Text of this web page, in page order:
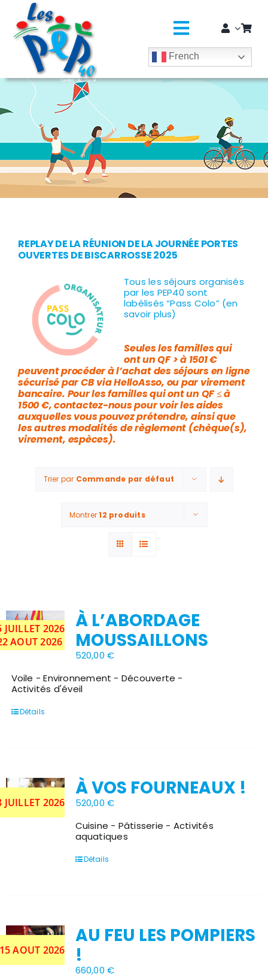
principal
Passer
contenu
Toggle
SÉJOURS COLOS
CLASSES DÉCOUVERTES / GROUPES
EDUCATION JEUNESSE
MÉDICO-SOCIAL ET SAPADHE
French
REPLAY DE LA RÉUNION DE LA JOURNÉE PORTES
OUVERTES DE BISCARROSSE 2025
Tous les séjours organisés
par les PEP40 sont
labélisés “Pass Colo” (en
savoir plus)
Seules les familles qui
ont un QF > à 1501 €
peuvent procéder à l’achat des séjours en ligne
sécurisé par CB via HelloAsso, ou par virement
bancaire. Pour les familles qui ont un QF ≤ à
1500 €, contactez-nous pour voir les aides
auxquelles vous pouvez prétendre, ainsi que
les autres modalités de règlement (chèque(s),
virement, espèces).
Trier par Commande par défaut
Montrer12 produits
JUILLET 2026
AOUT 2026
À L’ABORDAGE
MOUSSAILLONS
520,00€
Voile - Environnement - Découverte -
Activités d'éveil
Détails
JUILLET 2026
À VOS FOURNEAUX !
520,00€
Cuisine - Pâtisserie - Activités
aquatiques
Détails
AOUT 2026
AU FEU LES POMPIERS
!
660,00€